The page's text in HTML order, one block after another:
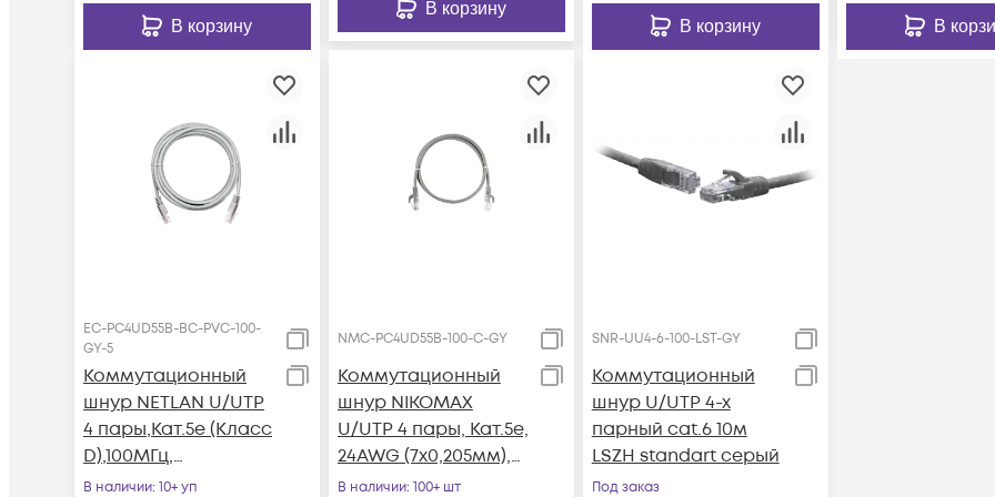
В корзину
В корзину
В корзину В
EC-PC4UD55B-BC-PVC-100-
GY-5
Коммутационный
шнур NETLAN U/UTP
4 пары,Кат.5е (Класс
D),100МГц,
2хRJ45/8P8C, T568B,
В наличии: 10+ уп
NMC-PC4UD55B-100-C-GY
Коммутационный
шнур NIKOMAX
U/UTP 4 пары, Кат.5е,
24AWG (7х0,205мм),
LSZH нг(А)-HFLTx,
В наличии: 100+ шт
SNR-UU4-6-100-LST-GY
Коммутационный
шнур U/UTP 4-х
парный cat.6 10м
LSZH standart серый
Под заказ